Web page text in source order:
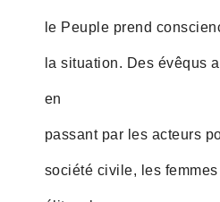
le Peuple prend
la situation. Des évêqus
en
passant par les acteurs
société civile, les